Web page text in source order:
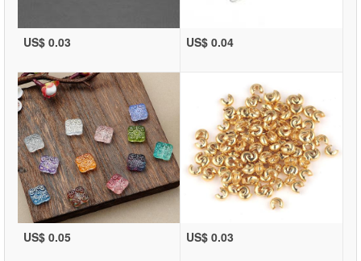
US$ 0.03 US$ 0.04
US$ 0.05 US$ 0.03